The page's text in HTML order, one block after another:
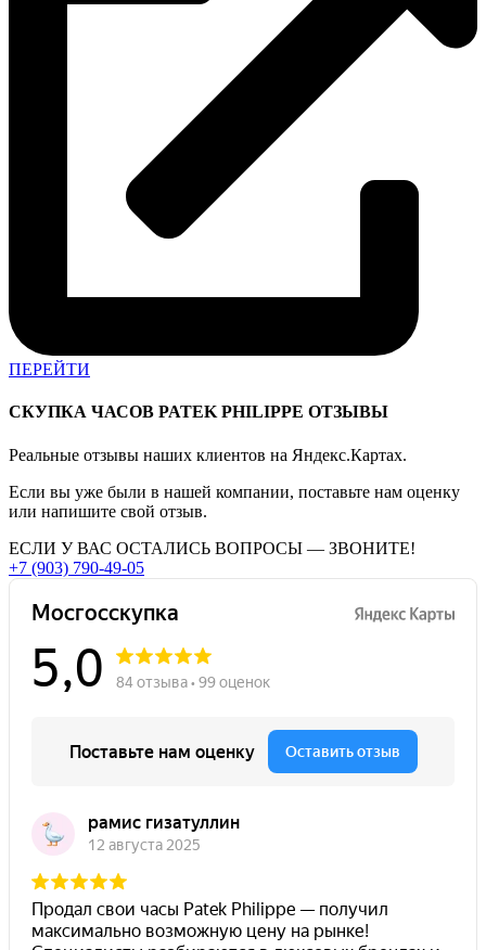
ПЕРЕЙТИ
СКУПКА ЧАСОВ PATEK PHILIPPE ОТЗЫВЫ
Реальные отзывы наших клиентов на Яндекс.Картах.
Если вы уже были в нашей компании, поставьте нам оценку
или напишите свой отзыв.
ЕСЛИ У ВАС ОСТАЛИСЬ ВОПРОСЫ — ЗВОНИТЕ!
+7 (903) 790-49-05